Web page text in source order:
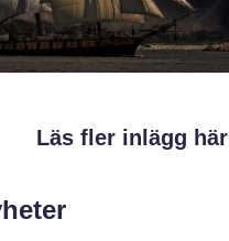
Läs fler inlägg här